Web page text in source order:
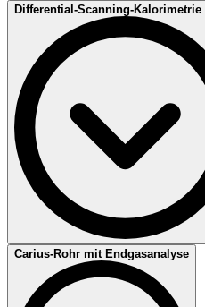
Differential-Scanning-Kalorimetrie
Die DSC ist eine Methode zur
Proben von wenigen Milligramm
die Methode im Mikrobereich mit
arbeitet, können auch stark
Carius-Rohr mit Endgasanalyse